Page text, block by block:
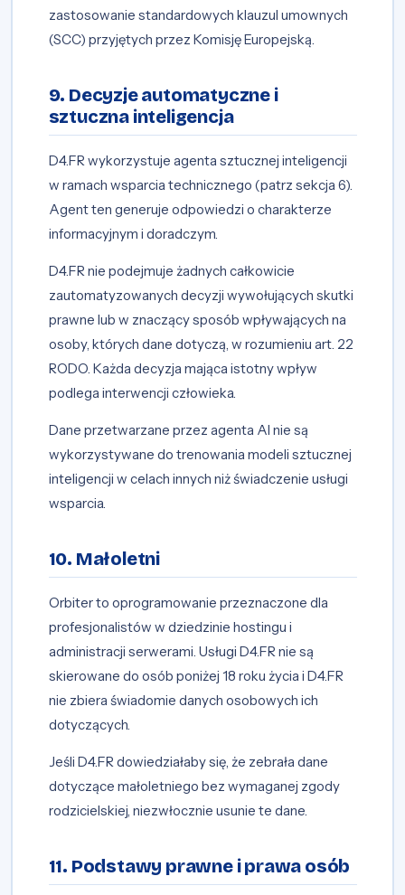
zastosowanie standardowych klauzul umownych
(SCC) przyjętych przez Komisję Europejską.
9. Decyzje automatyczne i
sztuczna inteligencja
D4.FR wykorzystuje agenta sztucznej inteligencji
w ramach wsparcia technicznego (patrz sekcja 6).
Agent ten generuje odpowiedzi o charakterze
informacyjnym i doradczym.
D4.FR nie podejmuje żadnych całkowicie
zautomatyzowanych decyzji wywołujących skutki
prawne lub w znaczący sposób wpływających na
osoby, których dane dotyczą, w rozumieniu art. 22
RODO. Każda decyzja mająca istotny wpływ
podlega interwencji człowieka.
Dane przetwarzane przez agenta AI nie są
wykorzystywane do trenowania modeli sztucznej
inteligencji w celach innych niż świadczenie usługi
wsparcia.
10. Małoletni
Orbiter to oprogramowanie przeznaczone dla
profesjonalistów w dziedzinie hostingu i
administracji serwerami. Usługi D4.FR nie są
skierowane do osób poniżej 18 roku życia i D4.FR
nie zbiera świadomie danych osobowych ich
dotyczących.
Jeśli D4.FR dowiedziałaby się, że zebrała dane
dotyczące małoletniego bez wymaganej zgody
rodzicielskiej, niezwłocznie usunie te dane.
11. Podstawy prawne i prawa osób